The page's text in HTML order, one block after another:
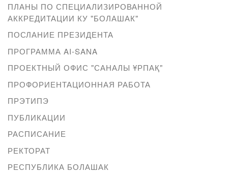
ПЛАНЫ ПО СПЕЦИАЛИЗИРОВАННОЙ
АККРЕДИТАЦИИ КУ "БОЛАШАК"
ПОСЛАНИЕ ПРЕЗИДЕНТА
ПРОГРАММА AI-SANA
ПРОЕКТНЫЙ ОФИС "САНАЛЫ ҰРПАҚ"
ПРОФОРИЕНТАЦИОННАЯ РАБОТА
ПРЭТИПЭ
ПУБЛИКАЦИИ
РАСПИСАНИЕ
РЕКТОРАТ
РЕСПУБЛИКА БОЛАШАК